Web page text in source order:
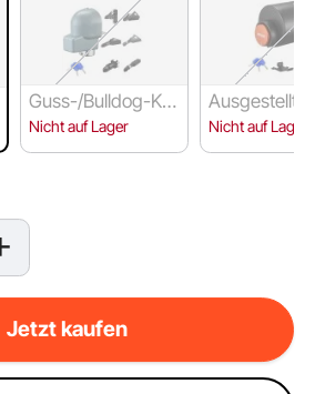
Guss-/Bulldog-Ku
pplung
Nicht auf Lager
Ausgestellte
Nicht auf Lager
Jetzt kaufen